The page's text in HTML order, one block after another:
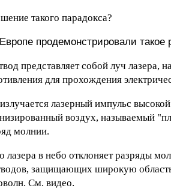
такого парадокса?
продемонстрировали
представляет собой луч лазера,
для прохождения
лазерный импульс
воздух, называемый
молнии.
в небо отклоняет разряды
защищающих широкую
См. видео.